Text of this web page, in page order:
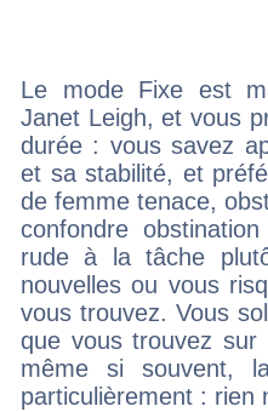
Le mode Fixe est
Janet Leigh, et vous
durée : vous savez
et sa stabilité, et
de femme tenace,
confondre
rude à la tâche
nouvelles ou vous
vous trouvez. Vous
que vous trouvez
même si souvent,
particulièrement : rien